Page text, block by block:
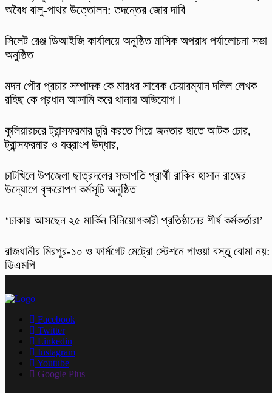
অবৈধ বালু-পাথর উত্তোলন: তদন্তের জোর দাবি
‎সিলেট রেঞ্জ ডিআইজি কার্যালয়ে অনুষ্ঠিত মাসিক অপরাধ পর্যালোচনা সভা
অনুষ্ঠিত
মদন পৌর প্রচার সম্পাদক কে মারধর সাবেক চেয়ারম্যান দলিল লেখক
রহিছ কে প্রধান আসামি করে থানায় অভিযোগ।
কুলিয়ারচরে ট্রান্সফরমার চুরি করতে গিয়ে জনতার হাতে আটক চোর,
ট্রান্সফরমার ও যন্ত্রাংশ উদ্ধার,
চাটখিলে উপজেলা ছাত্রদলের সভাপতি প্রার্থী রাকিব হাসান রাজের
উদ্যোগে বৃক্ষরোপণ কর্মসূচি অনুষ্ঠিত
‘ঢাকায় আসছেন ২৫ মার্কিন বিনিয়োগকারী প্রতিষ্ঠানের শীর্ষ কর্মকর্তারা’
রাজধানীর মিরপুর-১০ ও ফার্মগেট মেট্রো স্টেশনে পাওয়া বস্তু বোমা নয়:
ডিএমপি
Facebook
Twitter
Linkedin
Instagram
Youtube
Google Plus